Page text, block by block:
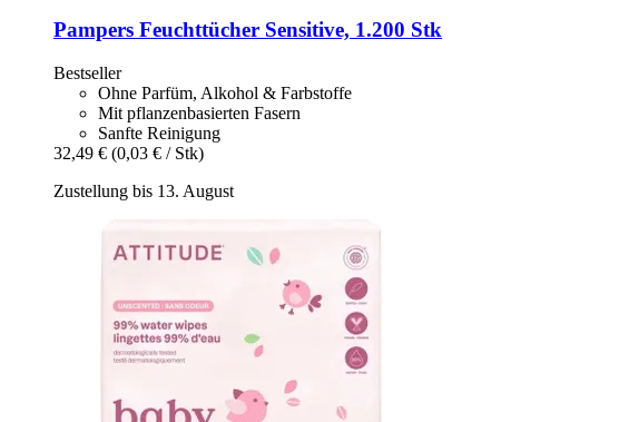
Pampers Feuchttücher Sensitive, 1.200 Stk
Bestseller
Ohne Parfüm, Alkohol & Farbstoffe
Mit pflanzenbasierten Fasern
Sanfte Reinigung
32,49 € (0,03 € / Stk)
Zustellung bis 13. August